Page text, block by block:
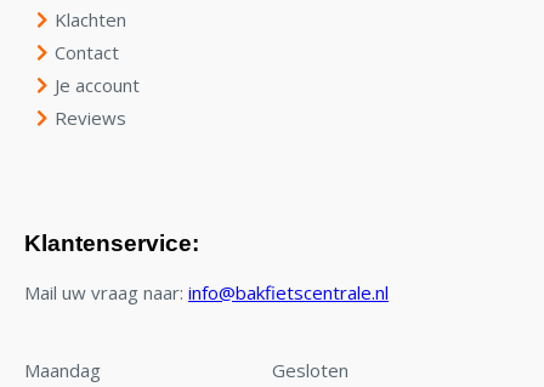
Klachten
Contact
Je account
Reviews
Klantenservice:
Mail uw vraag naar: info@bakfietscentrale.nl
Maandag
Gesloten